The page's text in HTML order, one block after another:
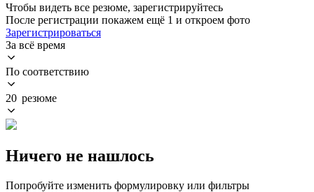
Чтобы видеть все резюме, зарегистрируйтесь
После регистрации покажем ещё 1 и откроем фото
Зарегистрироваться
За всё время
По соответствию
20 резюме
Ничего не нашлось
Попробуйте изменить формулировку или фильтры